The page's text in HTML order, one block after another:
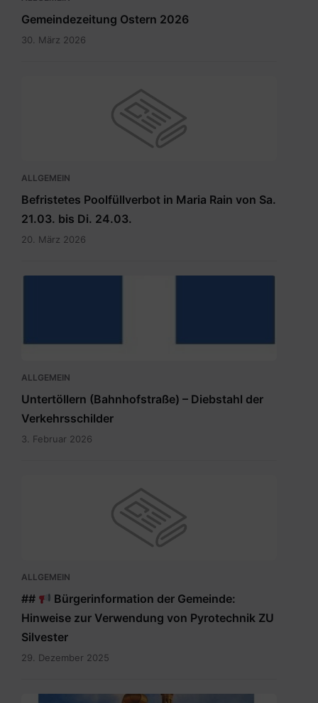
Gemeindezeitung Ostern 2026
30. März 2026
ALLGEMEIN
Befristetes Poolfüllverbot in Maria Rain von Sa.
21.03. bis Di. 24.03.
20. März 2026
ALLGEMEIN
Untertöllern (Bahnhofstraße) – Diebstahl der
Verkehrsschilder
3. Februar 2026
ALLGEMEIN
##
Bürgerinformation der Gemeinde:
Hinweise zur Verwendung von Pyrotechnik ZU
Silvester
29. Dezember 2025